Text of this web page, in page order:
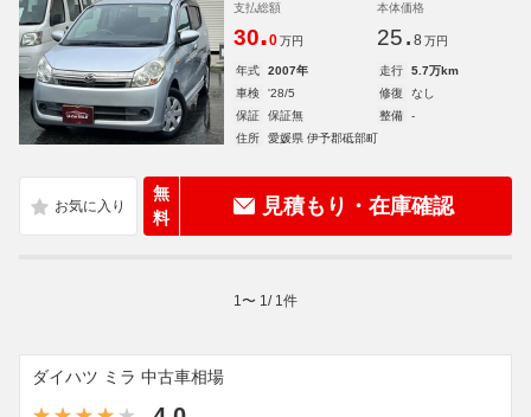
支払総額
30.0 万円
本体価格
25. 8 万円
年式 2007年 走行
5.7万km
車検
'28/5 修復
なし
保証
保証無 整備
-
住所
愛媛県 伊予郡砥部町
無
料
見積もり・在庫確認
1 〜 1 / 1 件
ダイハツ ミラ 中古車相場